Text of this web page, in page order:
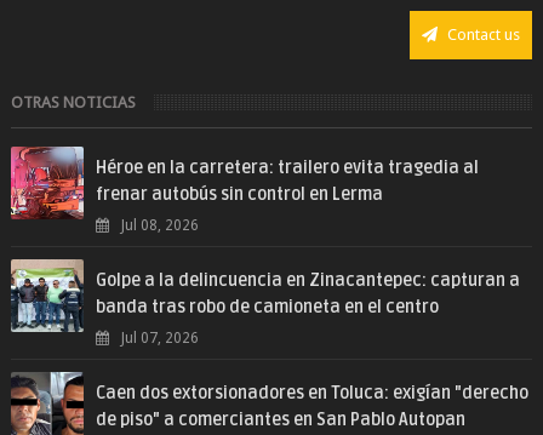
Contact us
OTRAS NOTICIAS
Héroe en la carretera: trailero evita tragedia al
frenar autobús sin control en Lerma
Jul 08, 2026
Golpe a la delincuencia en Zinacantepec: capturan a
banda tras robo de camioneta en el centro
Jul 07, 2026
Caen dos extorsionadores en Toluca: exigían "derecho
de piso" a comerciantes en San Pablo Autopan